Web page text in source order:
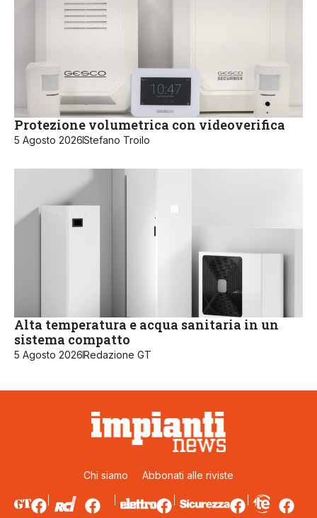
Protezione volumetrica con videoverifica
5 Agosto 2026Stefano Troilo
Alta temperatura e acqua sanitaria in un
sistema compatto
5 Agosto 2026Redazione GT
Chi siamo Abbonati alle riviste